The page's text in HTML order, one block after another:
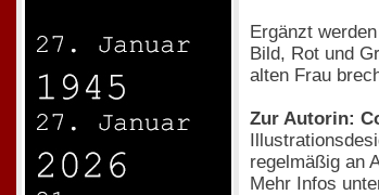
Ergänzt
Bild, Rot und
alten Frau
Zur Autorin:
regelmäßig an
Mehr Infos